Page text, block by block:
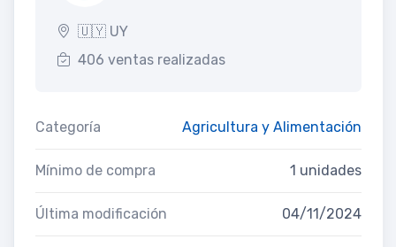
🇺🇾 UY
406 ventas realizadas
Categoría Agricultura y Alimentación
Mínimo de compra 1 unidades
Última modificación 04/11/2024